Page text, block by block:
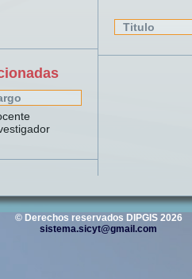
Titulo
© Derechos reservados DIPGIS 2026
sistema.sicyt@gmail.com